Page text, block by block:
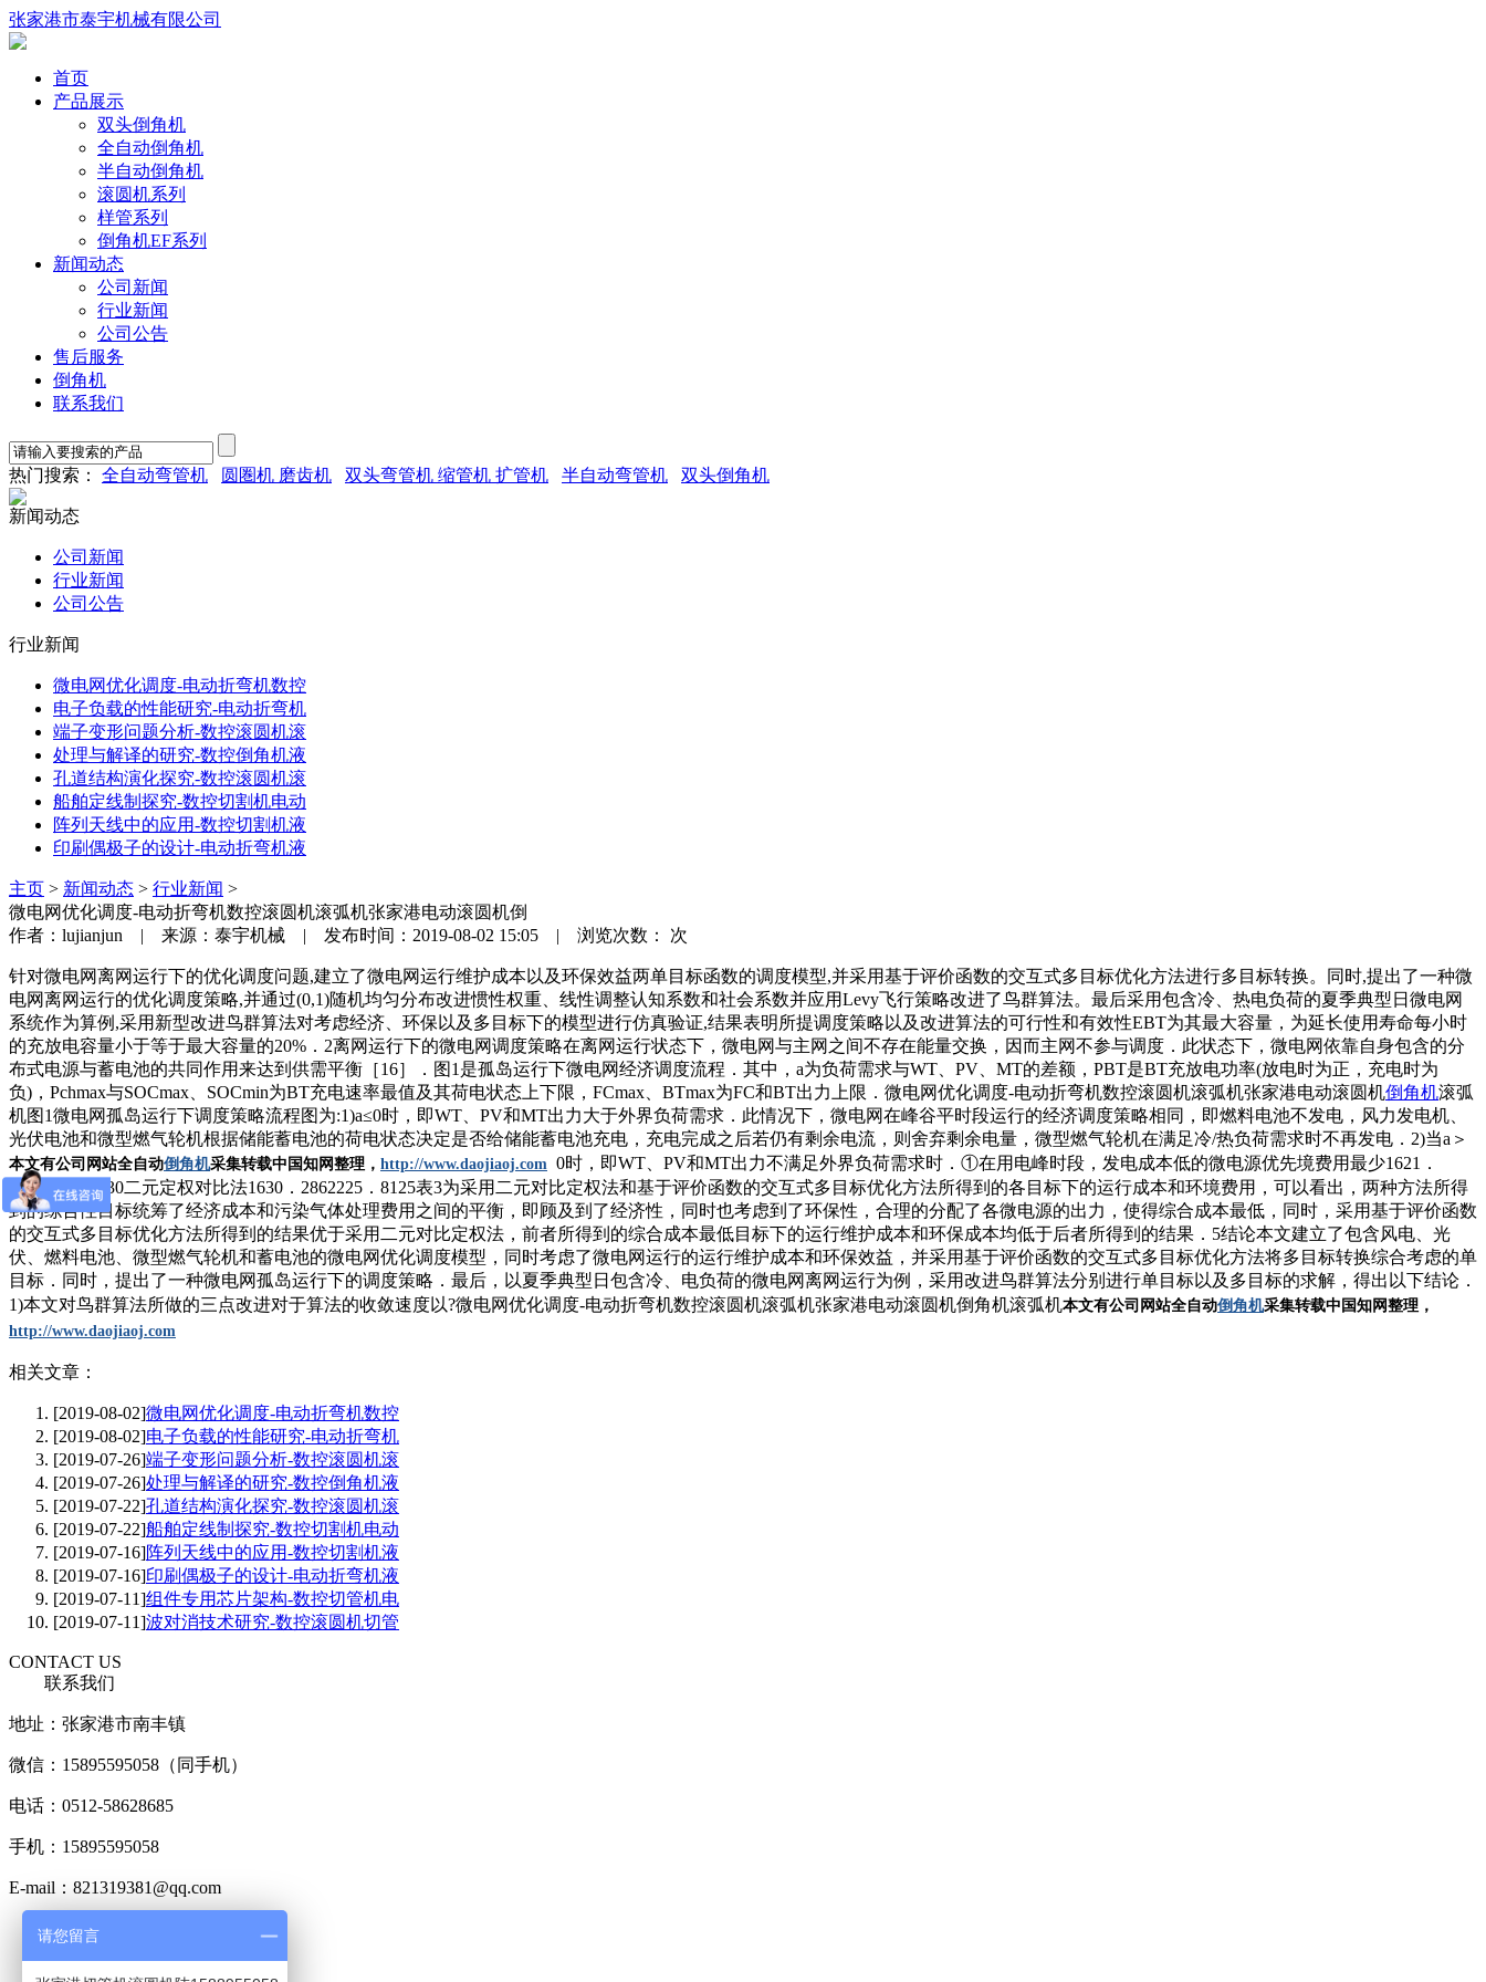
张家港市泰宇机械有限公司
首页
产品展示
双头倒角机
全自动倒角机
半自动倒角机
滚圆机系列
样管系列
倒角机EF系列
新闻动态
公司新闻
行业新闻
公司公告
售后服务
倒角机
联系我们
热门搜索： 全自动弯管机 圆圏机 磨齿机 双头弯管机 缩管机 扩管机 半自动弯管机 双头倒角机
新闻动态
公司新闻
行业新闻
公司公告
行业新闻
微电网优化调度-电动折弯机数控
电子负载的性能研究-电动折弯机
端子变形问题分析-数控滚圆机滚
处理与解译的研究-数控倒角机液
孔道结构演化探究-数控滚圆机滚
船舶定线制探究-数控切割机电动
阵列天线中的应用-数控切割机液
印刷偶极子的设计-电动折弯机液
主页 > 新闻动态 > 行业新闻 >
微电网优化调度-电动折弯机数控滚圆机滚弧机张家港电动滚圆机倒
作者：lujianjun | 来源：泰宇机械 | 发布时间：2019-08-02 15:05 | 浏览次数：
次
针对微电网离网运行下的优化调度问题,建立了微电网运行维护成本以及环保效益两单目标函数的调度模型,并采用基于评价函数的交互式多目标优化方法进行多目标转换。同时,提出了一种微
电网离网运行的优化调度策略,并通过(0,1)随机均匀分布改进惯性权重、线性调整认知系数和社会系数并应用Levy飞行策略改进了鸟群算法。最后采用包含冷、热电负荷的夏季典型日微电网
系统作为算例,采用新型改进鸟群算法对考虑经济、环保以及多目标下的模型进行仿真验证,结果表明所提调度策略以及改进算法的可行性和有效性EBT为其最大容量，为延长使用寿命每小时
的充放电容量小于等于最大容量的20%．2离网运行下的微电网调度策略在离网运行状态下，微电网与主网之间不存在能量交换，因而主网不参与调度．此状态下，微电网依靠自身包含的分
布式电源与蓄电池的共同作用来达到供需平衡［16］．图1是孤岛运行下微电网经济调度流程．其中，a为负荷需求与WT、PV、MT的差额，PBT是BT充放电功率(放电时为正，充电时为
负)，Pchmax与SOCmax、SOCmin为BT充电速率最值及其荷电状态上下限，FCmax、BTmax为FC和BT出力上限．微电网优化调度-电动折弯机数控滚圆机滚弧机张家港电动滚圆机倒角机滚弧
机图1微电网孤岛运行下调度策略流程图为:1)a≤0时，即WT、PV和MT出力大于外界负荷需求．此情况下，微电网在峰谷平时段运行的经济调度策略相同，即燃料电池不发电，风力发电机、
光伏电池和微型燃气轮机根据储能蓄电池的荷电状态决定是否给储能蓄电池充电，充电完成之后若仍有剩余电流，则舍弃剩余电量，微型燃气轮机在满足冷/热负荷需求时不再发电．2)当a＞
本文有公司网站全自动倒角机采集转载中国知网整理 ， http://www.daojiaoj.com 0时，即WT、PV和MT出力不满足外界负荷需求时．①在用电峰时段，发电成本低的微电源优先境费用最少1621．
2862225．7130二元定权对比法1630．2862225．8125表3为采用二元对比定权法和基于评价函数的交互式多目标优化方法所得到的各目标下的运行成本和环境费用，可以看出，两种方法所得
到的综合性目标统筹了经济成本和污染气体处理费用之间的平衡，即顾及到了经济性，同时也考虑到了环保性，合理的分配了各微电源的出力，使得综合成本最低，同时，采用基于评价函数
的交互式多目标优化方法所得到的结果优于采用二元对比定权法，前者所得到的综合成本最低目标下的运行维护成本和环保成本均低于后者所得到的结果．5结论本文建立了包含风电、光
伏、燃料电池、微型燃气轮机和蓄电池的微电网优化调度模型，同时考虑了微电网运行的运行维护成本和环保效益，并采用基于评价函数的交互式多目标优化方法将多目标转换综合考虑的单
目标．同时，提出了一种微电网孤岛运行下的调度策略．最后，以夏季典型日包含冷、电负荷的微电网离网运行为例，采用改进鸟群算法分别进行单目标以及多目标的求解，得出以下结论．
1)本文对鸟群算法所做的三点改进对于算法的收敛速度以?微电网优化调度-电动折弯机数控滚圆机滚弧机张家港电动滚圆机倒角机滚弧机本文有公司网站全自动倒角机采集转载中国知网整理 ，
http://www.daojiaoj.com
相关文章：
[2019-08-02]微电网优化调度-电动折弯机数控
[2019-08-02]电子负载的性能研究-电动折弯机
[2019-07-26]端子变形问题分析-数控滚圆机滚
[2019-07-26]处理与解译的研究-数控倒角机液
[2019-07-22]孔道结构演化探究-数控滚圆机滚
[2019-07-22]船舶定线制探究-数控切割机电动
[2019-07-16]阵列天线中的应用-数控切割机液
[2019-07-16]印刷偶极子的设计-电动折弯机液
[2019-07-11]组件专用芯片架构-数控切管机电
[2019-07-11]波对消技术研究-数控滚圆机切管
CONTACT US
联系我们
地址：张家港市南丰镇
微信：15895595058（同手机）
电话：0512-58628685
手机：15895595058
E-mail：821319381@qq.com
版权申明：新闻，图片，行业知识或部分内容来自网络，版权归原创者或公司所有！产品图片参数等仅供参考,具体以实物为准,如果您认为我们侵犯了您的版权，或其他问题，请联系我们立
请您留言